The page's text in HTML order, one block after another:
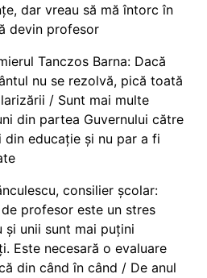
dar vreau să mă întorc în
devin profesor
Tanczos Barna: Dacă
nu se rezolvă, pică toată
/ Sunt mai multe
din partea Guvernului către
din educație și nu par a fi
consilier școlar:
profesor este un stres
și unii sunt mai puțini
Este necesară o evaluare
din când în când / De anul